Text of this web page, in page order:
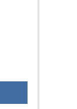
Eguna
2026